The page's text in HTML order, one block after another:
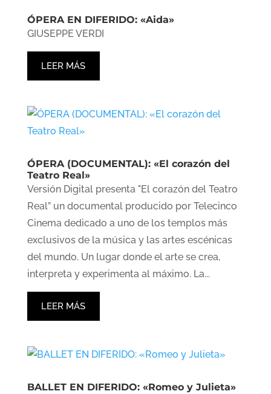
ÓPERA EN DIFERIDO: «Aida»
GIUSEPPE VERDI
LEER MÁS
ÓPERA (DOCUMENTAL): «El corazón del
Teatro Real»
Versión Digital presenta "El corazón del Teatro
Real” un documental producido por Telecinco
Cinema dedicado a uno de los templos más
exclusivos de la música y las artes escénicas
del mundo. Un lugar donde el arte se crea,
interpreta y experimenta al máximo. La...
LEER MÁS
BALLET EN DIFERIDO: «Romeo y Julieta»